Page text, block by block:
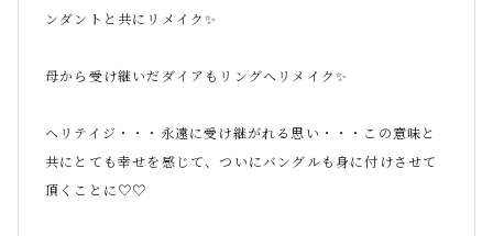
ンダントと共にリメイク✨
母から受け継いだダイアもリングへリメイク✨
ヘリテイジ・・・永遠に受け継がれる思い・・・この意味と
共にとても幸せを感じて、ついにバングルも身に付けさせて
頂くことに♡♡